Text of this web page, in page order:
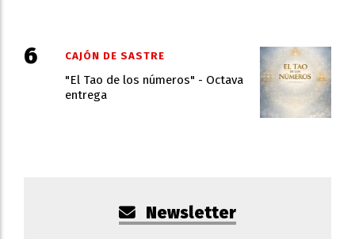
"El Tao de los números" - Octava
entrega
CAJÓN DE SASTRE
Newsletter